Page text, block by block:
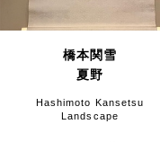
橋本関雪
夏野
Hashimoto Kansetsu
Landscape